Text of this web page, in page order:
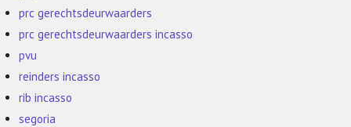
prc gerechtsdeurwaarders
prc gerechtsdeurwaarders incasso
pvu
reinders incasso
rib incasso
segoria